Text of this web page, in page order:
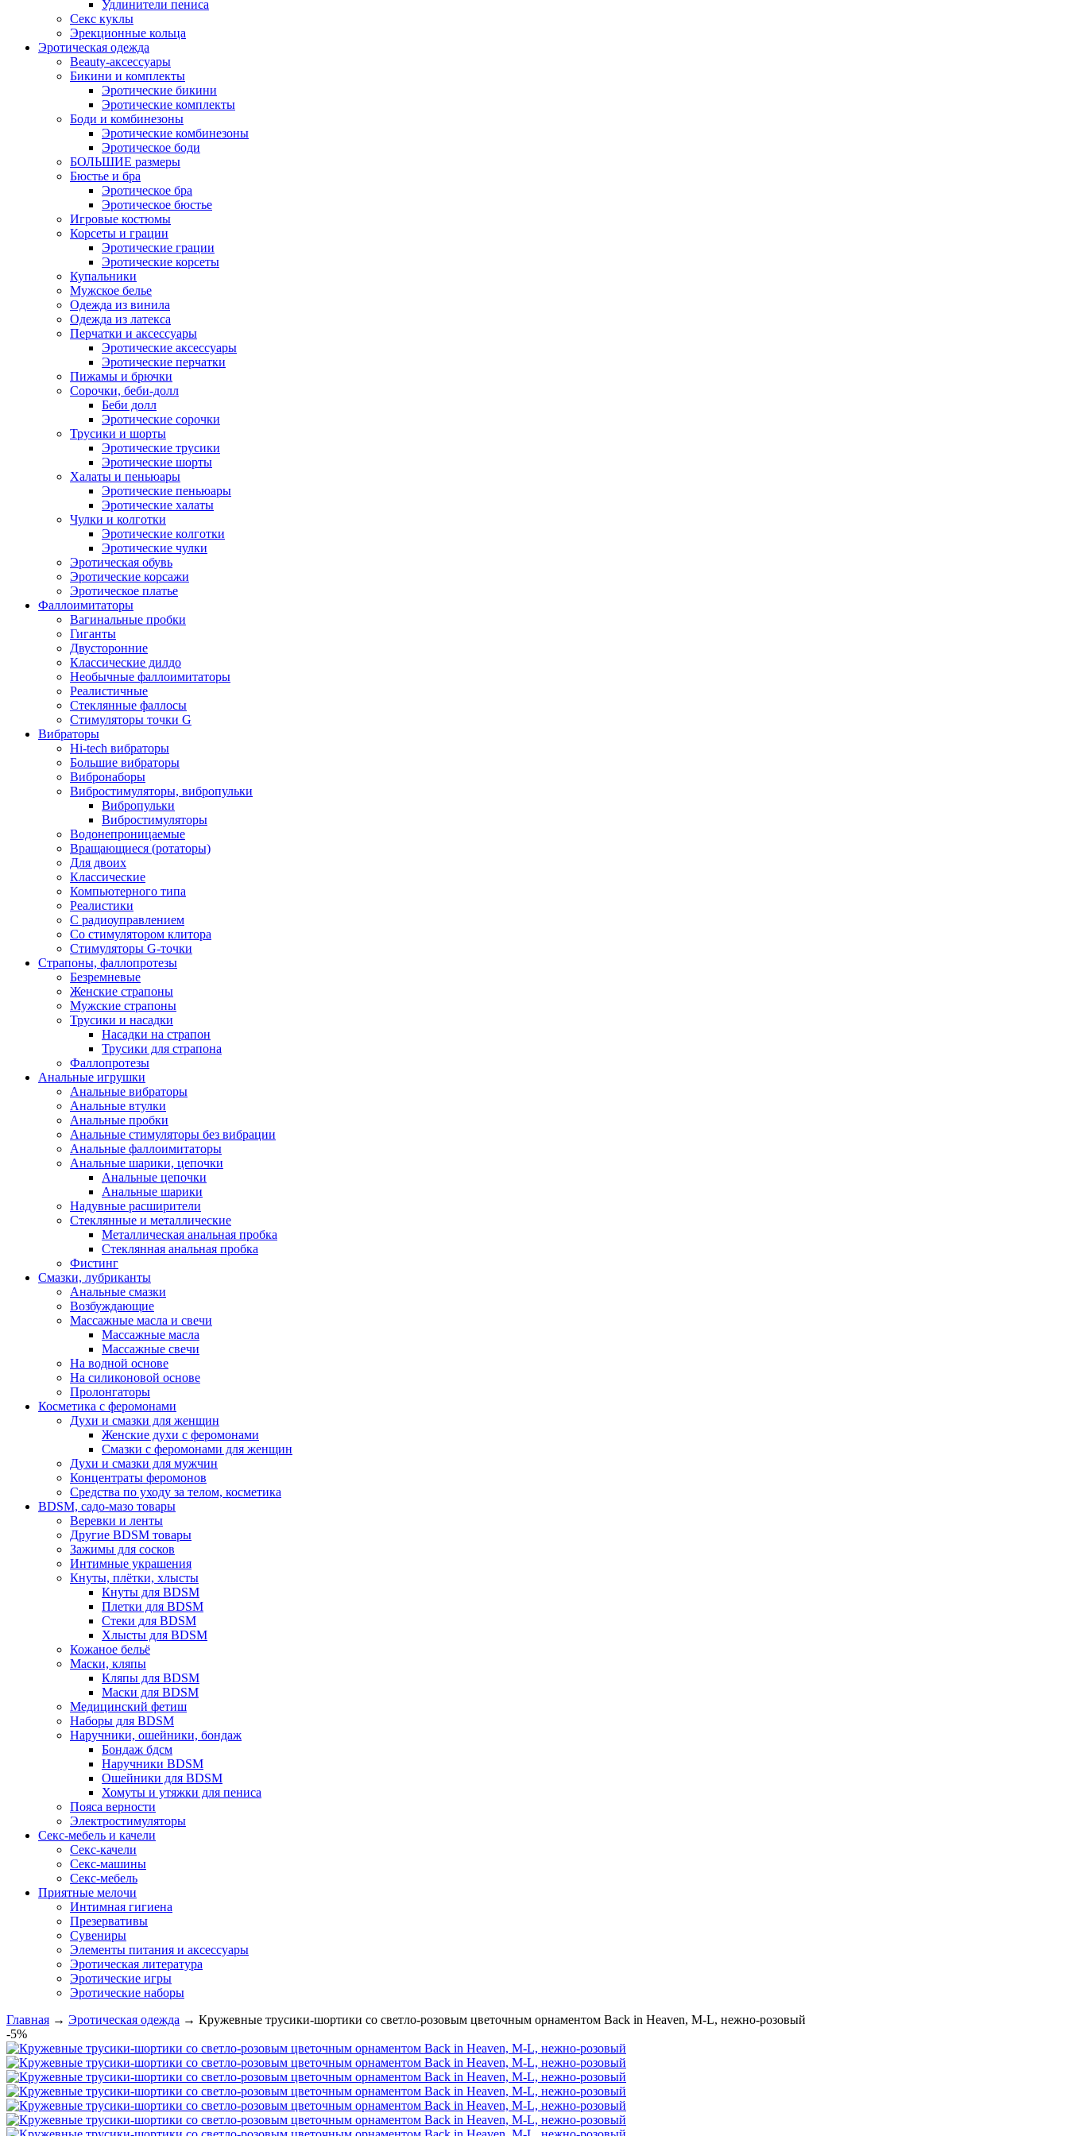
Удлинители пениса
Секс куклы
Эрекционные кольца
Эротическая одежда
Beauty-аксессуары
Бикини и комплекты
Эротические бикини
Эротические комплекты
Боди и комбинезоны
Эротические комбинезоны
Эротическое боди
БОЛЬШИЕ размеры
Бюстье и бра
Эротическое бра
Эротическое бюстье
Игровые костюмы
Корсеты и грации
Эротические грации
Эротические корсеты
Купальники
Мужское белье
Одежда из винила
Одежда из латекса
Перчатки и аксессуары
Эротические аксессуары
Эротические перчатки
Пижамы и брючки
Сорочки, беби-долл
Беби долл
Эротические сорочки
Трусики и шорты
Эротические трусики
Эротические шорты
Халаты и пеньюары
Эротические пеньюары
Эротические халаты
Чулки и колготки
Эротические колготки
Эротические чулки
Эротическая обувь
Эротические корсажи
Эротическое платье
Фаллоимитаторы
Вагинальные пробки
Гиганты
Двусторонние
Классические дилдо
Необычные фаллоимитаторы
Реалистичные
Стеклянные фаллосы
Стимуляторы точки G
Вибраторы
Hi-tech вибраторы
Большие вибраторы
Вибронаборы
Вибростимуляторы, вибропульки
Вибропульки
Вибростимуляторы
Водонепроницаемые
Вращающиеся (ротаторы)
Для двоих
Классические
Компьютерного типа
Реалистики
С радиоуправлением
Со стимулятором клитора
Стимуляторы G-точки
Страпоны, фаллопротезы
Безремневые
Женские страпоны
Мужские страпоны
Трусики и насадки
Насадки на страпон
Трусики для страпона
Фаллопротезы
Анальные игрушки
Анальные вибраторы
Анальные втулки
Анальные пробки
Анальные стимуляторы без вибрации
Анальные фаллоимитаторы
Анальные шарики, цепочки
Анальные цепочки
Анальные шарики
Надувные расширители
Стеклянные и металлические
Металлическая анальная пробка
Стеклянная анальная пробка
Фистинг
Смазки, лубриканты
Анальные смазки
Возбуждающие
Массажные масла и свечи
Массажные масла
Массажные свечи
На водной основе
На силиконовой основе
Пролонгаторы
Косметика с феромонами
Духи и смазки для женщин
Женские духи с феромонами
Смазки с феромонами для женщин
Духи и смазки для мужчин
Концентраты феромонов
Средства по уходу за телом, косметика
BDSM, садо-мазо товары
Веревки и ленты
Другие BDSM товары
Зажимы для сосков
Интимные украшения
Кнуты, плётки, хлысты
Кнуты для BDSM
Плетки для BDSM
Стеки для BDSM
Хлысты для BDSM
Кожаное бельё
Маски, кляпы
Кляпы для BDSM
Маски для BDSM
Медицинский фетиш
Наборы для BDSM
Наручники, ошейники, бондаж
Бондаж бдсм
Наручники BDSM
Ошейники для BDSM
Хомуты и утяжки для пениса
Пояса верности
Электростимуляторы
Секс-мебель и качели
Секс-качели
Секс-машины
Секс-мебель
Приятные мелочи
Интимная гигиена
Презервативы
Сувениры
Элементы питания и аксессуары
Эротическая литература
Эротические игры
Эротические наборы
Главная → Эротическая одежда → Кружевные трусики-шортики со светло-розовым цветочным орнаментом Back in Heaven, M-L, нежно-розовый
-5%